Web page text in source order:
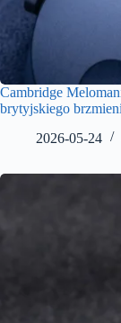
Cambridge
brytyjskiego
2026-05-24